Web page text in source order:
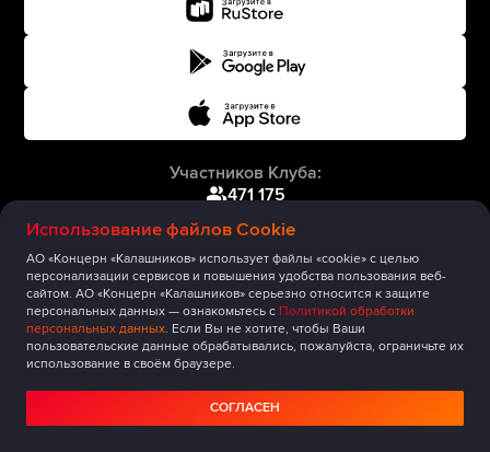
Использование файлов Cookie
АО «Концерн «Калашников» использует файлы «cookie» с целью
персонализации сервисов и повышения удобства пользования веб-
сайтом. АО «Концерн «Калашников» серьезно относится к защите
персональных данных — ознакомьтесь с Политикой обработки
персональных данных. Если Вы не хотите, чтобы Ваши
пользовательские данные обрабатывались, пожалуйста, ограничьте их
использование в своём браузере.
СОГЛАСЕН
Участников Клуба:
471 175